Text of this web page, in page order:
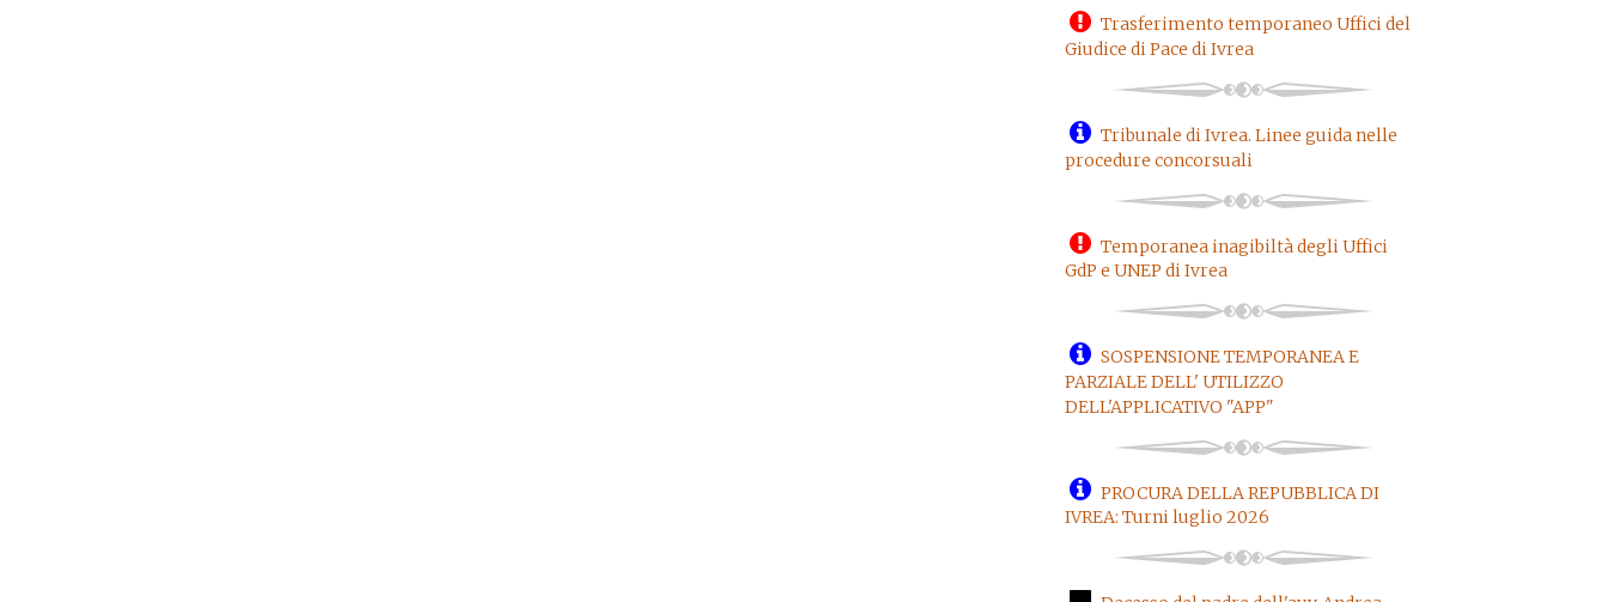
Trasferimento temporaneo Uffici del
Giudice di Pace di Ivrea
Tribunale di Ivrea. Linee guida nelle
procedure concorsuali
Temporanea inagibiltà degli Uffici
GdP e UNEP di Ivrea
SOSPENSIONE TEMPORANEA E
PARZIALE DELL' UTILIZZO
DELL'APPLICATIVO "APP"
PROCURA DELLA REPUBBLICA DI
IVREA: Turni luglio 2026